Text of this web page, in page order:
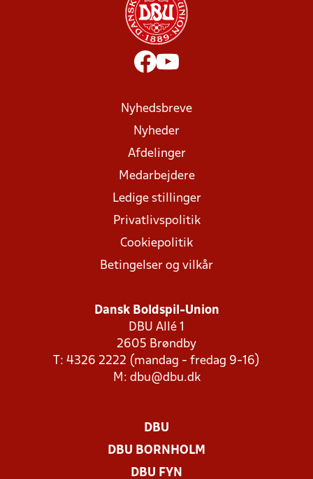
Nyhedsbreve
Nyheder
Afdelinger
Medarbejdere
Ledige stillinger
Privatlivspolitik
Cookiepolitik
Betingelser og vilkår
Dansk Boldspil-Union
DBU Allé 1
2605 Brøndby
T: 4326 2222 (mandag - fredag 9-16)
M: dbu@dbu.dk
DBU
DBU BORNHOLM
DBU FYN